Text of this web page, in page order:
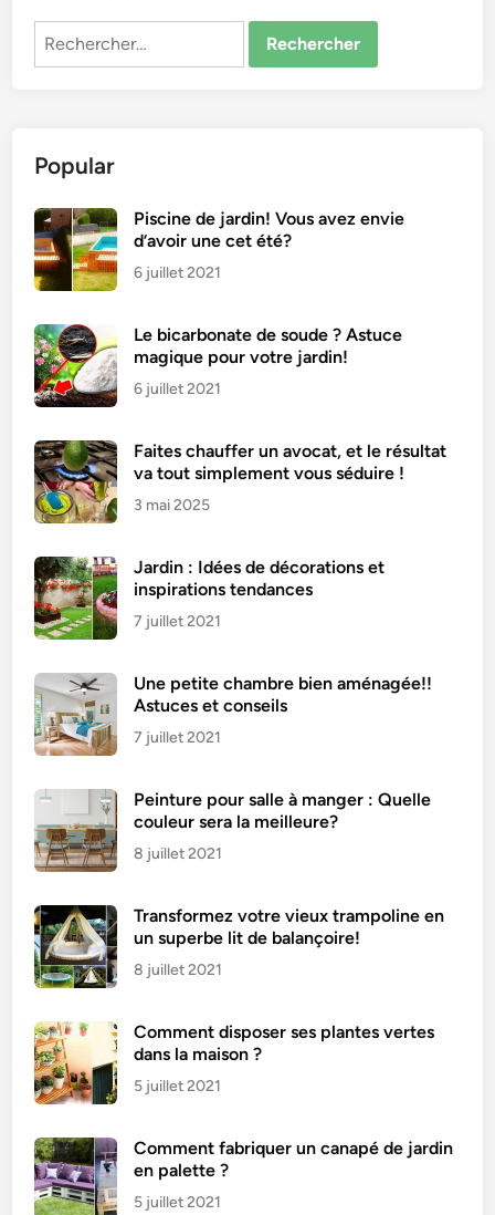
Rechercher :
Popular
Piscine de jardin! Vous avez envie
d’avoir une cet été?
6 juillet 2021
Le bicarbonate de soude ? Astuce
magique pour votre jardin!
6 juillet 2021
Faites chauffer un avocat, et le résultat
va tout simplement vous séduire !
3 mai 2025
Jardin : Idées de décorations et
inspirations tendances
7 juillet 2021
Une petite chambre bien aménagée!!
Astuces et conseils
7 juillet 2021
Peinture pour salle à manger : Quelle
couleur sera la meilleure?
8 juillet 2021
Transformez votre vieux trampoline en
un superbe lit de balançoire!
8 juillet 2021
Comment disposer ses plantes vertes
dans la maison ?
5 juillet 2021
Comment fabriquer un canapé de jardin
en palette ?
5 juillet 2021